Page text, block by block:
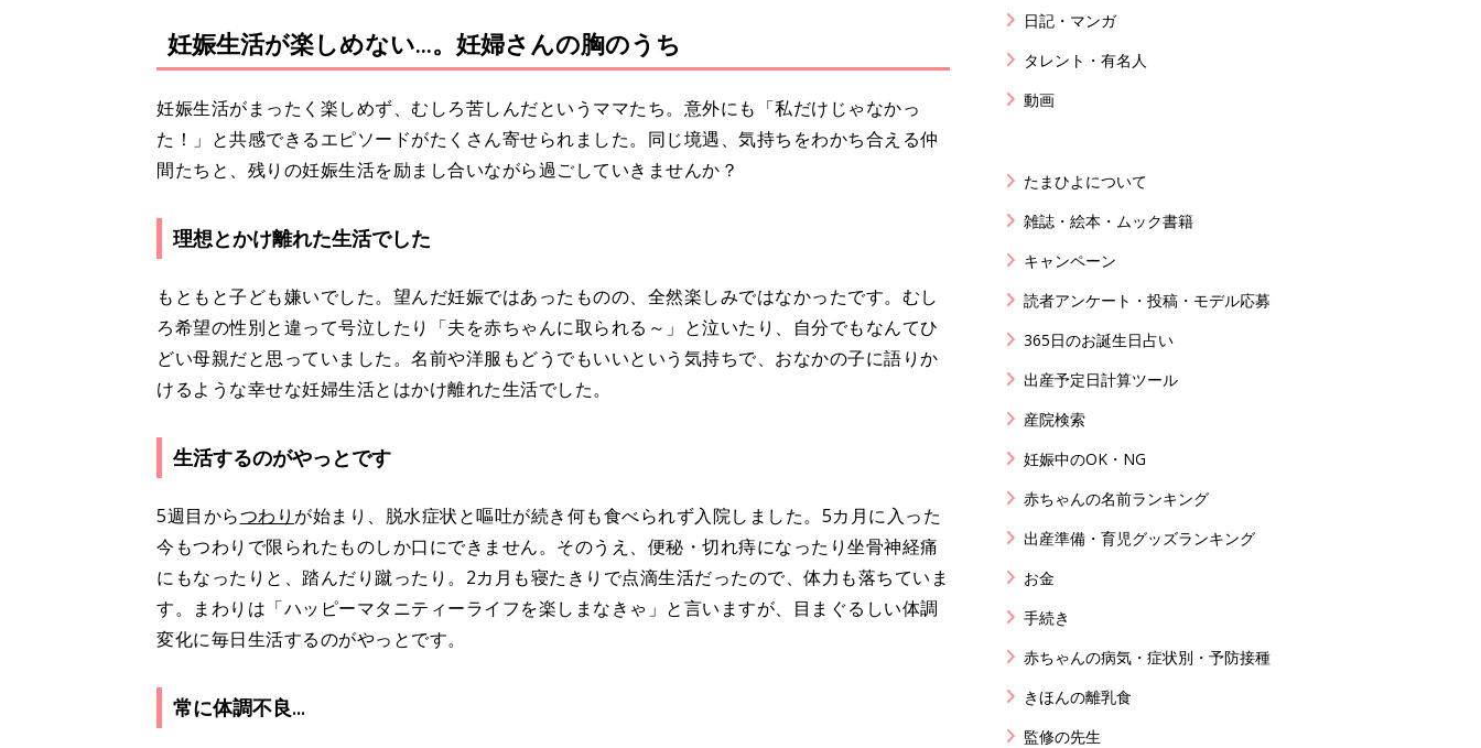
u
t
妊娠生活が楽しめない...。妊婦さんの胸のうち
妊娠生活がまったく楽しめず、むしろ苦しんだというママたち。意外にも「私だけじゃなかっ
た！」と共感できるエピソードがたくさん寄せられました。同じ境遇、気持ちをわかち合える仲
間たちと、残りの妊娠生活を励まし合いながら過ごしていきませんか？
理想とかけ離れた生活でした
もともと子ども嫌いでした。望んだ妊娠ではあったものの、全然楽しみではなかったです。むし
ろ希望の性別と違って号泣したり「夫を赤ちゃんに取られる～」と泣いたり、自分でもなんてひ
どい母親だと思っていました。名前や洋服もどうでもいいという気持ちで、おなかの子に語りか
けるような幸せな妊婦生活とはかけ離れた生活でした。
生活するのがやっとです
5週目からつわり が始まり、脱水症状と嘔吐が続き何も食べられず入院しました。5カ月に入った
今もつわりで限られたものしか口にできません。そのうえ、便秘・切れ痔になったり坐骨神経痛
にもなったりと、踏んだり蹴ったり。2カ月も寝たきりで点滴生活だったので、体力も落ちていま
す。まわりは「ハッピーマタニティーライフを楽しまなきゃ」と言いますが、目まぐるしい体調
変化に毎日生活するのがやっとです。
常に体調不良...
日記・マンガ
タレント・有名人
動画
たまひよについて
雑誌・絵本・ムック書籍
キャンペーン
読者アンケート・投稿・モデル応募
365日のお誕生日占い
出産予定日計算ツール
産院検索
妊娠中のOK・NG
赤ちゃんの名前ランキング
出産準備・育児グッズランキング
お金
手続き
赤ちゃんの病気・症状別・予防接種
きほんの離乳食
監修の先生